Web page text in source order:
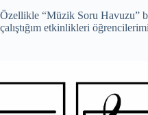
Özellikle “Müzik Soru Havuzu”
çalıştığım etkinlikleri